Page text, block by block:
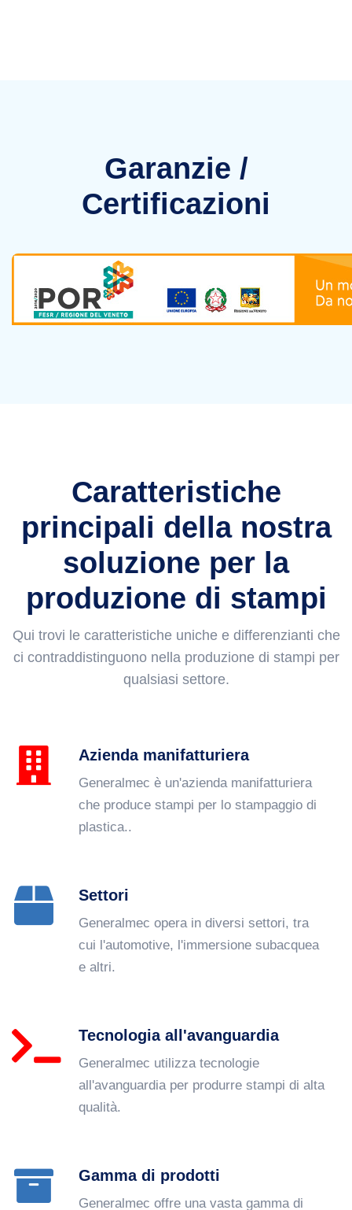
Garanzie /
Certificazioni
Caratteristiche
principali della nostra
soluzione per la
produzione di stampi
Qui trovi le caratteristiche uniche e differenzianti che
ci contraddistinguono nella produzione di stampi per
qualsiasi settore.
Azienda manifatturiera
Generalmec è un'azienda manifatturiera
che produce stampi per lo stampaggio di
plastica..
Settori
Generalmec opera in diversi settori, tra
cui l'automotive, l'immersione subacquea
e altri.
Tecnologia all'avanguardia
Generalmec utilizza tecnologie
all'avanguardia per produrre stampi di alta
qualità.
Gamma di prodotti
Generalmec offre una vasta gamma di